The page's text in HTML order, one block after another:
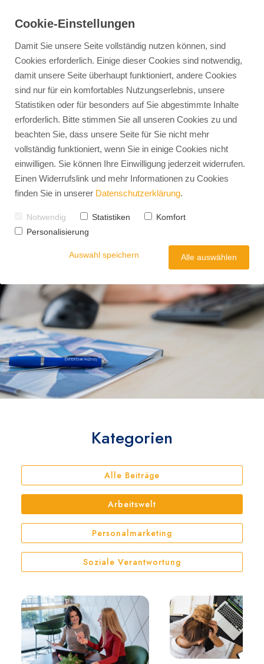
360° Personalmanagement
Arbeitnehmerüberlassung
Personalvermittlung
Recruiting Gesamtservice
HR-Interim
Relocation-Service
Stellenanzeigen-Check
Employer Branding
Strategie-Modell
Employer Value Proposition
Persönlichkeitsanalyse
Eignungs- &
Teamentwicklung
Leadership-Coaching
Outplacement
Operative
Arbeits- und
Jobs finden
Vorteile Arbeitnehmerüberlassung
Vorteile Direktvermittlung
Karriere-Coaching
EXPERTS-TALENTS
Unser Team
Mission & Vision
Diversität in der Arbeitswelt
Karriere Intern
Arbeitswelt
Erleben Sie die Arbeitswelt von morgen: aktuelle
Trends, spannende Insights und praxisnahe Tipps für
Ihre berufliche Weiterentwicklung.
Kategorien
Alle Beiträge
Arbeitswelt
Personalmarketing
Soziale Verantwortung
Cookie-Einstellungen
Damit Sie unsere Seite vollständig nutzen können, sind
Cookies erforderlich. Einige dieser Cookies sind notwendig,
damit unsere Seite überhaupt funktioniert, andere Cookies
sind nur für ein komfortables Nutzungserlebnis, unsere
Statistiken oder für besonders auf Sie abgestimmte Inhalte
erforderlich. Bitte stimmen Sie all unseren Cookies zu und
beachten Sie, dass unsere Seite für Sie nicht mehr
vollständig funktioniert, wenn Sie in einige Cookies nicht
einwilligen. Sie können Ihre Einwilligung jederzeit widerrufen.
Einen Widerrufslink und mehr Informationen zu Cookies
finden Sie in unserer Datenschutzerklärung.
Notwendig Statistiken
Komfort
Personalisierung
Auswahl speichern Alle auswählen